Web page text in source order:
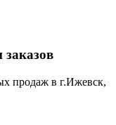
продаж в г.Ижевск,